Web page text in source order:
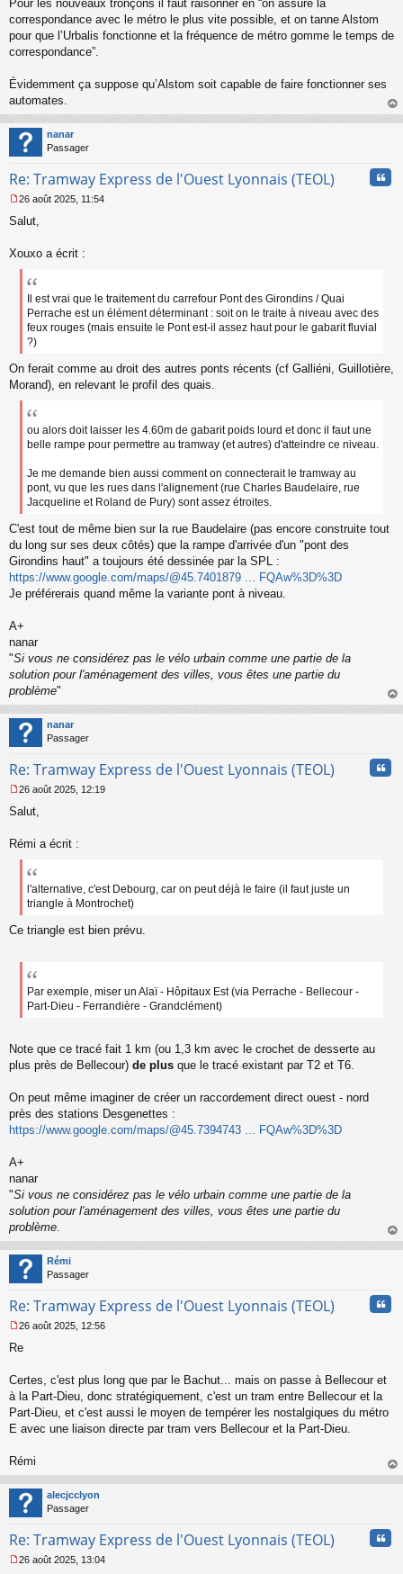
n
o
n
u
Pour les nouveaux tronçons il faut raisonner en “on assure la
correspondance avec le métro le plus vite possible, et on tanne Alstom
pour que l’Urbalis fonctionne et la fréquence de métro gomme le temps de
correspondance”.
Évidemment ça suppose qu’Alstom soit capable de faire fonctionner ses
automates.
au
nanar
Passager
Re: Tramway Express de l'Ouest Lyonnais (TEOL)
e
s
u
26 août 2025, 11:54
Salut,
Xouxo a écrit :
Il est vrai que le traitement du carrefour Pont des Girondins / Quai
Perrache est un élément déterminant : soit on le traite à niveau avec des
feux rouges (mais ensuite le Pont est-il assez haut pour le gabarit fluvial
?)
On ferait comme au droit des autres ponts récents (cf Galliéni, Guillotière,
Morand), en relevant le profil des quais.
ou alors doit laisser les 4.60m de gabarit poids lourd et donc il faut une
belle rampe pour permettre au tramway (et autres) d'atteindre ce niveau.
Je me demande bien aussi comment on connecterait le tramway au
pont, vu que les rues dans l'alignement (rue Charles Baudelaire, rue
Jacqueline et Roland de Pury) sont assez étroites.
C'est tout de même bien sur la rue Baudelaire (pas encore construite tout
du long sur ses deux côtés) que la rampe d'arrivée d'un "pont des
Girondins haut" a toujours été dessinée par la SPL :
https://www.google.com/maps/@45.7401879 ... FQAw%3D%3D
Je préférerais quand même la variante pont à niveau.
A+
nanar
"Si vous ne considérez pas le vélo urbain comme une partie de la
solution pour l'aménagement des villes, vous êtes une partie du
problème"
au
nanar
Passager
Re: Tramway Express de l'Ouest Lyonnais (TEOL)
e
s
l
26 août 2025, 12:19
Salut,
Rémi a écrit :
l'alternative, c'est Debourg, car on peut déjà le faire (il faut juste un
triangle à Montrochet)
Ce triangle est bien prévu.
Par exemple, miser un Alaï - Hôpitaux Est (via Perrache - Bellecour -
Part-Dieu - Ferrandière - Grandclément)
Note que ce tracé fait 1 km (ou 1,3 km avec le crochet de desserte au
plus près de Bellecour) de plus que le tracé existant par T2 et T6.
On peut même imaginer de créer un raccordement direct ouest - nord
près des stations Desgenettes :
https://www.google.com/maps/@45.7394743 ... FQAw%3D%3D
A+
nanar
"Si vous ne considérez pas le vélo urbain comme une partie de la
solution pour l'aménagement des villes, vous êtes une partie du
problème.
au
Rémi
Passager
Re: Tramway Express de l'Ouest Lyonnais (TEOL)
e
s
a
g
e
n
n
u
26 août 2025, 12:56
Re
Certes, c'est plus long que par le Bachut... mais on passe à Bellecour et
à la Part-Dieu, donc stratégiquement, c'est un tram entre Bellecour et la
Part-Dieu, et c'est aussi le moyen de tempérer les nostalgiques du métro
E avec une liaison directe par tram vers Bellecour et la Part-Dieu.
Rémi
au
alecjcclyon
Passager
Re: Tramway Express de l'Ouest Lyonnais (TEOL)
26 août 2025, 13:04